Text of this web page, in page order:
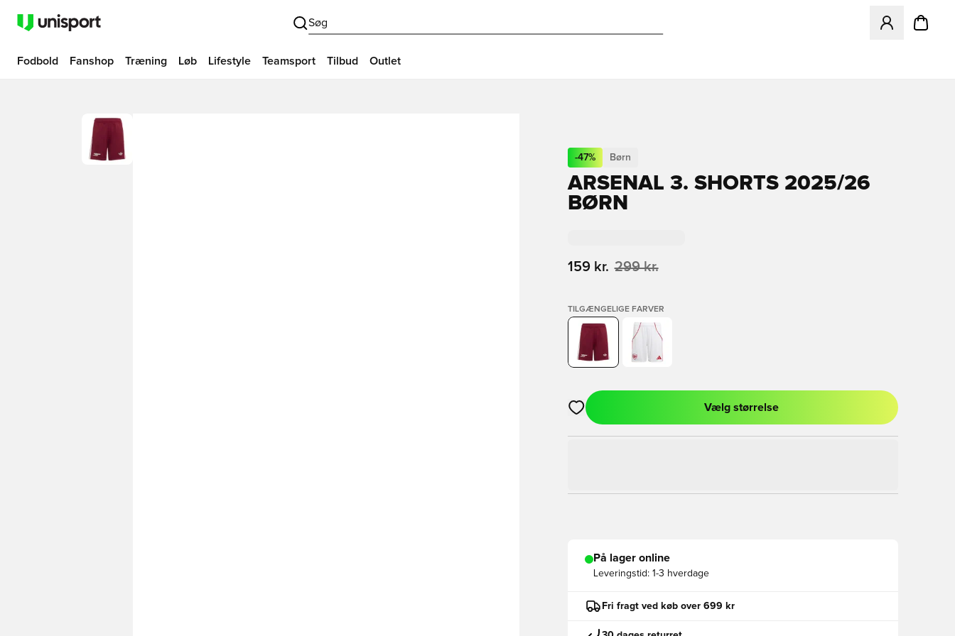
Søg
Åbner en
Fodbold Fanshop Træning Løb Lifestyle Teamsport Tilbud Outlet
-47% Børn
ARSENAL 3. SHORTS 2025/26
BØRN
159 kr. 299 kr.
TILGÆNGELIGE FARVER
Åbner en Modal til at logge ind eller tilmelde dig som medlem
Vælg størrelse
På lager online
Leveringstid: 1-3 hverdage
Fri fragt ved køb over 699 kr